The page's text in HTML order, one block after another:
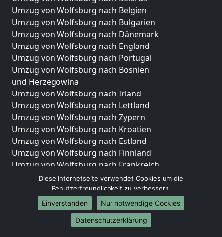
Umzug von Wolfsburg nach Belgien
Umzug von Wolfsburg nach Bulgarien
Umzug von Wolfsburg nach Dänemark
Umzug von Wolfsburg nach England
Umzug von Wolfsburg nach Portugal
Umzug von Wolfsburg nach Bosnien
und Herzegowina
Umzug von Wolfsburg nach Irland
Umzug von Wolfsburg nach Lettland
Umzug von Wolfsburg nach Zypern
Umzug von Wolfsburg nach Kroatien
Umzug von Wolfsburg nach Estland
Umzug von Wolfsburg nach Finnland
Umzug von Wolfsburg nach Frankreich
Umzug von Wolfsburg nach Griechenland
Umzug von Wolfsburg nach Italien
Umzug von Wolfsburg nach Liechtenstein
Umzug von Wolfsburg nach Luxemburg
Umzug von Wolfsburg nach Niederlande
Diese Internetseite verwendet Cookies um die
Benutzerfreundlichkeit zu verbessern.
Einverstanden
Nur notwendige Cookies
Datenschutzerklärung